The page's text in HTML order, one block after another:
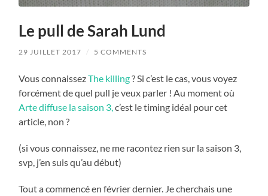
Le pull de Sarah Lund
29 JUILLET 2017 / 5 COMMENTS
Vous connaissezThe killing? Si c’est le cas, vous voyez
forcément de quel pull je veux parler ! Au moment où
Arte diffuse la saison 3,c’est le timing idéal pour cet
article, non ?
(si vous connaissez, ne me racontez rien sur la saison 3,
svp, j’en suis qu’au début)
Tout a commencé en février dernier. Je cherchais une